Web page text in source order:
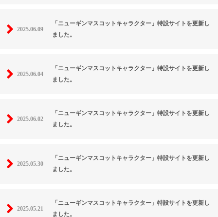
2025.06.09
「ニューギンマスコットキャラクター」特設サイトを更新し
ました。
2025.06.04
「ニューギンマスコットキャラクター」特設サイトを更新し
ました。
2025.06.02
「ニューギンマスコットキャラクター」特設サイトを更新し
ました。
2025.05.30
「ニューギンマスコットキャラクター」特設サイトを更新し
ました。
2025.05.21
「ニューギンマスコットキャラクター」特設サイトを更新し
ました。